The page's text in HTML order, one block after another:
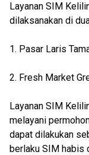
Layanan SIM
dilaksanakan di
1. Pasar Laris
2. Fresh Market
Layanan SIM
melayani
dapat dilakukan
berlaku SIM habis